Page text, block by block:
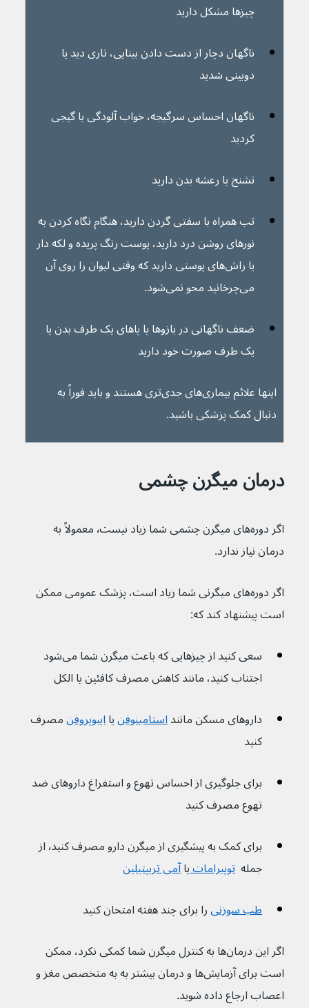
چیزها مشکل دارید
ناگهان دچار از دست دادن بینایی، تاری دید یا
دوبینی شدید
ناگهان احساس سرگیجه، خواب آلودگی یا گیجی
کردید
تشنج یا رعشه بدن دارید
تب همراه با سفتی گردن دارید، هنگام نگاه کردن به
نورهای روشن درد دارید، پوست رنگ پریده و لکه دار
یا راش‌های پوستی دارید که وقتی لیوان را روی آن
می‌چرخانید محو نمی‌شود.
ضعف ناگهانی در بازوها یا پاهای یک طرف بدن یا
یک طرف صورت خود دارید
اینها علائم بیماری‌های جدی‌تری هستند و باید فوراً به
دنبال کمک پزشکی باشید.
درمان میگرن چشمی
اگر دوره‌های میگرن چشمی شما زیاد نیست٬ معمولاً به
درمان نیاز ندارد.
اگر دوره‌های میگرنی شما زیاد است، پزشک عمومی ممکن
است پیشنهاد کند که:
سعی کنید از چیزهایی که باعث میگرن شما می‌شود
اجتناب کنید، مانند کاهش مصرف کافئین یا الکل
داروهای مسکن مانند استامینوفنیا ایبوپروفنمصرف
کنید
برای جلوگیری از احساس تهوع و استفراغ داروهای ضد
تهوع مصرف کنید
برای کمک به پیشگیری از میگرن دارو مصرف کنید٬ از
جمله توپیرامات یا آمی تریپتیلین
طب سوزنیرا برای چند هفته امتحان کنید
اگر این درمان‌ها به کنترل میگرن شما کمکی نکرد، ممکن
است برای آزمایش‌ها و درمان بیشتر به به متخصص مغز و
اعصاب ارجاع داده شوید.